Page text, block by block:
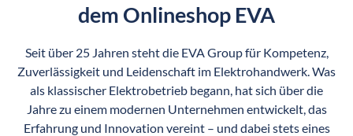
dem Onlineshop EVA
Seit über 25 Jahren steht die EVA Group für Kompetenz,
Zuverlässigkeit und Leidenschaft im Elektrohandwerk. Was
als klassischer Elektrobetrieb begann, hat sich über die
Jahre zu einem modernen Unternehmen entwickelt, das
Erfahrung und Innovation vereint – und dabei stets eines